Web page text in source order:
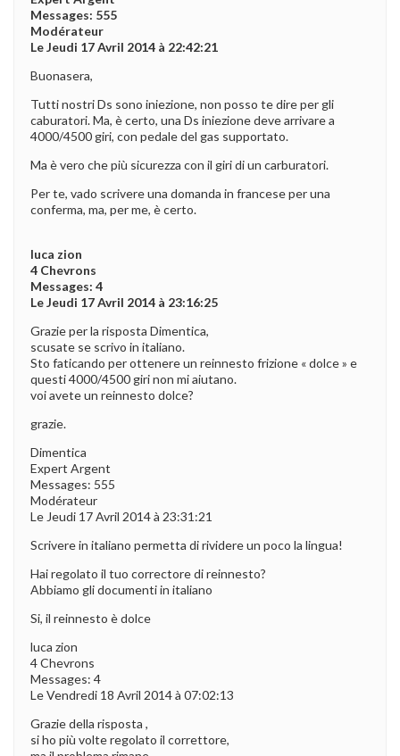
Messages: 555
Modérateur
Le Jeudi 17 Avril 2014 à 22:42:21
Buonasera,
Tutti nostri Ds sono iniezione, non posso te dire per gli
caburatori. Ma, è certo, una Ds iniezione deve arrivare a
4000/4500 giri, con pedale del gas supportato.
Ma è vero che più sicurezza con il giri di un carburatori.
Per te, vado scrivere una domanda in francese per una
conferma, ma, per me, è certo.
luca zion
4 Chevrons
Messages: 4
Le Jeudi 17 Avril 2014 à 23:16:25
Grazie per la risposta Dimentica,
scusate se scrivo in italiano.
Sto faticando per ottenere un reinnesto frizione « dolce » e
questi 4000/4500 giri non mi aiutano.
voi avete un reinnesto dolce?
grazie.
Dimentica
Expert Argent
Messages: 555
Modérateur
Le Jeudi 17 Avril 2014 à 23:31:21
Scrivere in italiano permetta di rividere un poco la lingua!
Hai regolato il tuo correctore di reinnesto?
Abbiamo gli documenti in italiano
Si, il reinnesto è dolce
luca zion
4 Chevrons
Messages: 4
Le Vendredi 18 Avril 2014 à 07:02:13
Grazie della risposta ,
si ho più volte regolato il correttore,